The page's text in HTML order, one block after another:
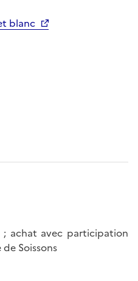
blanc
achat avec participation
de Soissons